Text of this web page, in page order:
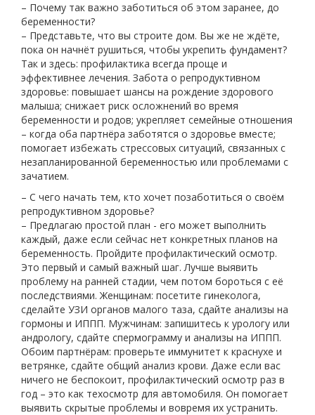
– Почему так важно заботиться об этом заранее, до
беременности?
– Представьте, что вы строите дом. Вы же не ждёте,
пока он начнёт рушиться, чтобы укрепить фундамент?
Так и здесь: профилактика всегда проще и
эффективнее лечения. Забота о репродуктивном
здоровье: повышает шансы на рождение здорового
малыша; снижает риск осложнений во время
беременности и родов; укрепляет семейные отношения
– когда оба партнёра заботятся о здоровье вместе;
помогает избежать стрессовых ситуаций, связанных с
незапланированной беременностью или проблемами с
зачатием.
– С чего начать тем, кто хочет позаботиться о своём
репродуктивном здоровье?
– Предлагаю простой план - его может выполнить
каждый, даже если сейчас нет конкретных планов на
беременность. Пройдите профилактический осмотр.
Это первый и самый важный шаг. Лучше выявить
проблему на ранней стадии, чем потом бороться с её
последствиями. Женщинам: посетите гинеколога,
сделайте УЗИ органов малого таза, сдайте анализы на
гормоны и ИППП. Мужчинам: запишитесь к урологу или
андрологу, сдайте спермограмму и анализы на ИППП.
Обоим партнёрам: проверьте иммунитет к краснухе и
ветрянке, сдайте общий анализ крови. Даже если вас
ничего не беспокоит, профилактический осмотр раз в
год – это как техосмотр для автомобиля. Он помогает
выявить скрытые проблемы и вовремя их устранить.